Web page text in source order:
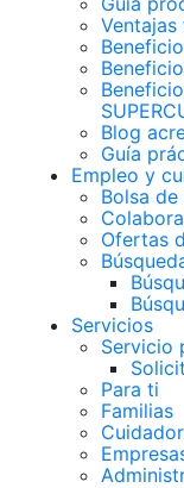
Blog
Guía
Empleo y
Bolsa
Ofertas
Servicios
Servicio
Para ti
Familias